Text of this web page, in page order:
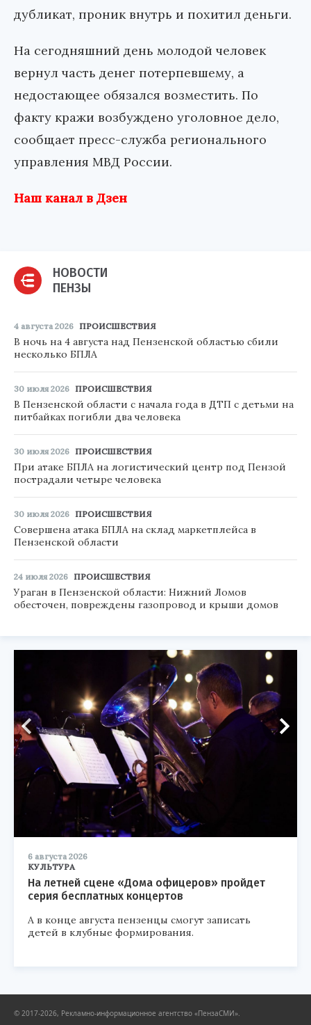
дубликат, проник внутрь и похитил деньги.
На сегодняшний день молодой человек
вернул часть денег потерпевшему, а
недостающее обязался возместить. По
факту кражи возбуждено уголовное дело,
сообщает пресс-служба регионального
управления МВД России.
Наш канал в Дзен
НОВОСТИ
ПЕНЗЫ
4 августа 2026 ПРОИСШЕСТВИЯ
В ночь на 4 августа над Пензенской областью сбили
несколько БПЛА
30 июля 2026 ПРОИСШЕСТВИЯ
В Пензенской области с начала года в ДТП с детьми на
питбайках погибли два человека
30 июля 2026 ПРОИСШЕСТВИЯ
При атаке БПЛА на логистический центр под Пензой
пострадали четыре человека
30 июля 2026 ПРОИСШЕСТВИЯ
Совершена атака БПЛА на склад маркетплейса в
Пензенской области
24 июля 2026 ПРОИСШЕСТВИЯ
Ураган в Пензенской области: Нижний Ломов
обесточен, повреждены газопровод и крыши домов
6 августа 2026
КУЛЬТУРА
На летней сцене «Дома офицеров» пройдет
серия бесплатных концертов
А в конце августа пензенцы смогут записать
детей в клубные формирования.
© 2017-2026, Рекламно-информационное агентство «ПензаСМИ».